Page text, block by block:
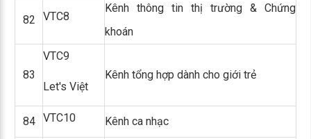
82 VTC8
Kênh thông tin thị trường & Chứng
khoán
83
VTC9
Let's Việt
Kênh tổng hợp dành cho giới trẻ
84 VTC10 Kênh ca nhạc